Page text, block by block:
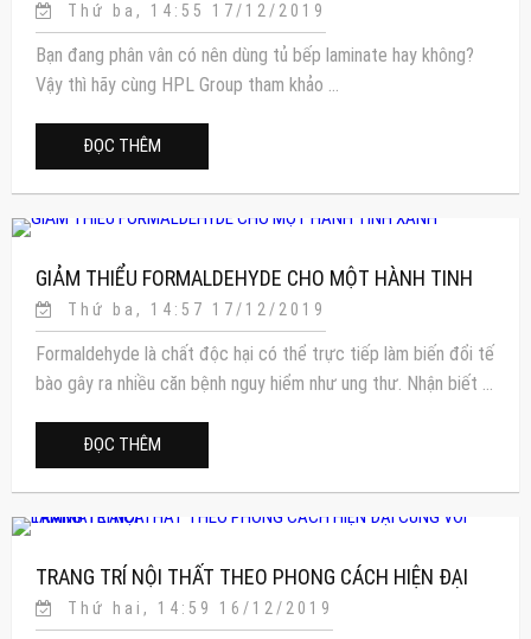
Thứ ba, 14:55 17/12/2019
Bạn đang phân vân có nên dùng tủ bếp laminate hay không?
Vậy thì hãy cùng HPL Group tham khảo ...
ĐỌC THÊM
GIẢM THIỂU FORMALDEHYDE CHO MỘT HÀNH TINH
XANHThứ ba, 14:57 17/12/2019
Formaldehyde là chất độc hại có thể trực tiếp làm biến đổi tế
bào gây ra nhiều căn bệnh nguy hiểm như ung thư. Nhận biết ...
ĐỌC THÊM
TRANG TRÍ NỘI THẤT THEO PHONG CÁCH HIỆN ĐẠI
CÙNG VỚI LAMINATE AICA
Thứ hai, 14:59 16/12/2019